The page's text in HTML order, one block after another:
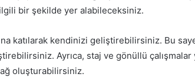
bir şekilde yer alabileceksiniz.
katılarak kendinizi geliştirebilirsiniz. Bu
Ayrıca, staj ve gönüllü çalışmalar
oluşturabilirsiniz.